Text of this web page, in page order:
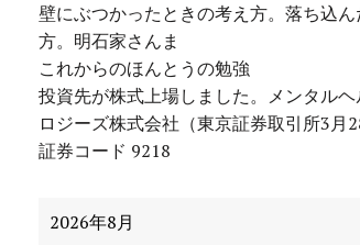
壁にぶつかったときの考え方。落ち込ん
方。明石家さんま
これからのほんとうの勉強
投資先が株式上場しました。メンタルヘ
ロジーズ株式会社（東京証券取引所3月
証券コード 9218
2026年8月